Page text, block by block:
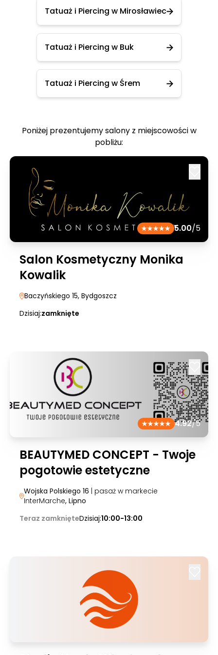
Tatuaż i Piercing w Mirosławiec
Tatuaż i Piercing w Buk
Tatuaż i Piercing w Śrem
Poniżej prezentujemy salony z miejscowości w
pobliżu:
5.00/5
Salon Kosmetyczny Monika
Kowalik
Baczyńskiego 15, Bydgoszcz
Dzisiaj:zamknięte
4.92/5
BEAUTYMED CONCEPT - Twoje
pogotowie estetyczne
Wojska Polskiego 16 | pasaż w markecie
InterMarche, Lipno
Teraz zamknięteDzisiaj:10:00-13:00